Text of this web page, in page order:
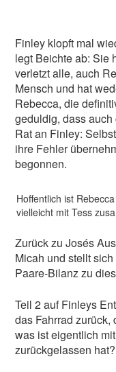
Finley klopft mal
legt Beichte ab: Sie
verletzt alle, auch
Mensch und hat
Rebecca, die
geduldig, dass
Rat an Finley:
ihre Fehler
begonnen.
Hoffentlich ist
vielleicht mit Tess
Zurück zu Josés
Micah und stellt
Paare-Bilanz zu
Teil 2 auf Finleys
das Fahrrad
was ist eigentlich
zurückgelassen hat?